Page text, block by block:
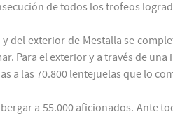
de todos los trofeos
del exterior de Mestalla se
Para el exterior y a través de
a las 70.800 lentejuelas que lo
a 55.000 aficionados. Ante